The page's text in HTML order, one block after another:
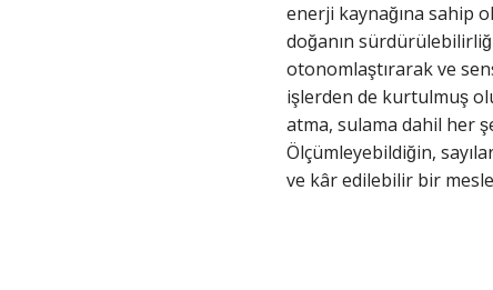
enerji kaynağına sahip
doğanın
otonomlaştırarak ve
işlerden de kurtulmuş
atma, sulama dahil her
Ölçümleyebildiğin,
ve kâr edilebilir bir